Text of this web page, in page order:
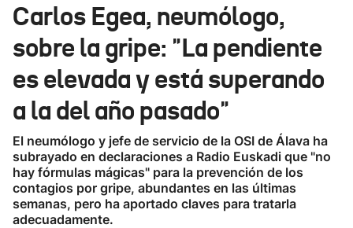
Ikusmiran
Eguraldia
Carlos Egea, neumólogo,
sobre la gripe: "La pendiente
es elevada y está superando
a la del año pasado"
El neumólogo y jefe de servicio de la OSI de Álava ha
subrayado en declaraciones a Radio Euskadi que "no
hay fórmulas mágicas" para la prevención de los
contagios por gripe, abundantes en las últimas
semanas, pero ha aportado claves para tratarla
adecuadamente.